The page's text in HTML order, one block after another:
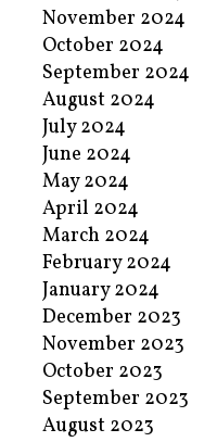
November 2024
October 2024
September 2024
August 2024
July 2024
June 2024
May 2024
April 2024
March 2024
February 2024
January 2024
December 2023
November 2023
October 2023
September 2023
August 2023